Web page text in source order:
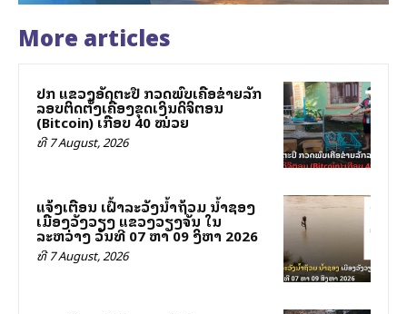
More articles
ປກສ ແຂວງອັດຕະປື ກວດພົບເຄືອຂ່າຍລັກ
ລອບຕິດຕັ້ງເຄື່ອງຂຸດເງິນດິຈິຕອນ
(Bitcoin) ເກືອບ 40 ໝ່ວຍ
ທີ 7 August, 2026
ແຈ້ງເຕືອນ ເຝົ້າລະວັງນ້ຳຖ້ວມ ນ້ຳຊອງ
ເມືອງວັງວຽງ ແຂວງວຽງຈັນ ໃນ
ລະຫວ່າງ ວັນທີ 07 ຫາ 09 ສິງຫາ 2026
ທີ 7 August, 2026